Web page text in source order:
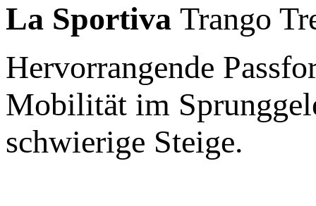
La Sportiva Trango
Hervorrangende
Mobilität im
schwierige Steige.